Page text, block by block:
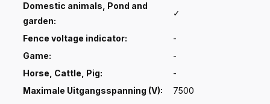
Domestic animals, Pond and
garden:
✓
Fence voltage indicator:
-
Game:
-
Horse, Cattle, Pig:
-
Maximale Uitgangsspanning (V):
7500